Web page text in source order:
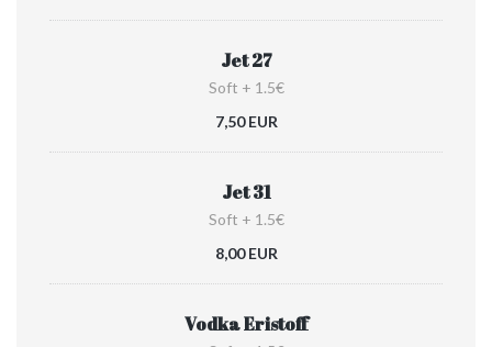
Jet 27
Soft + 1.5€
7,50 EUR
Jet 31
Soft + 1.5€
8,00 EUR
Vodka Eristoff